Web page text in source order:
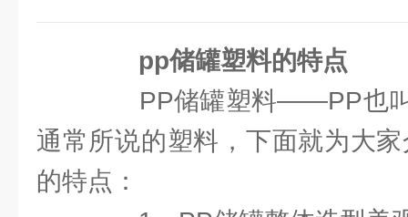
pp储罐塑料的特点
PP储罐塑料——PP也叫
通常所说的塑料，下面就为大
的特点：